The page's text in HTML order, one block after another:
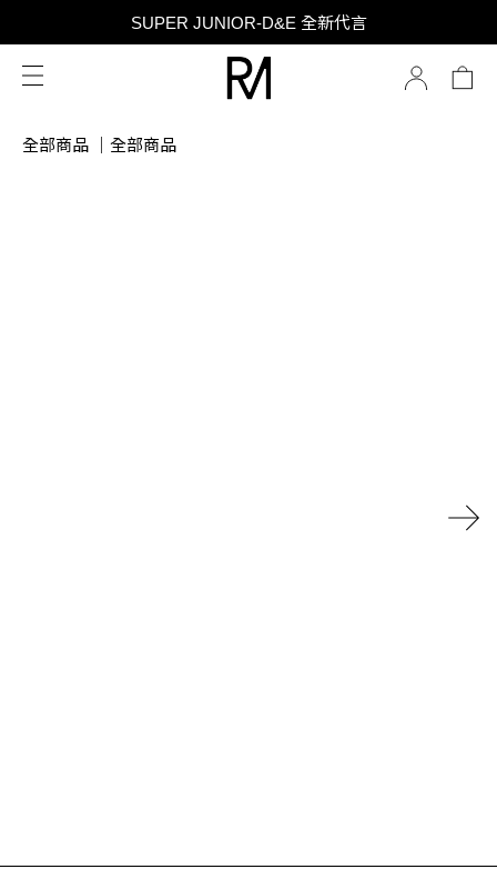
SUPER JUNIOR-D&E 全新代言
SUPER JUNIOR-D&E 全新代言
台灣限定 香膏禮盒隨贈限定香水小樣 贈完為止
全部商品
全部商品